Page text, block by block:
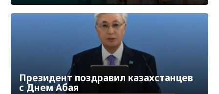
Президент поздравил казахстанцев
с Днем Абая